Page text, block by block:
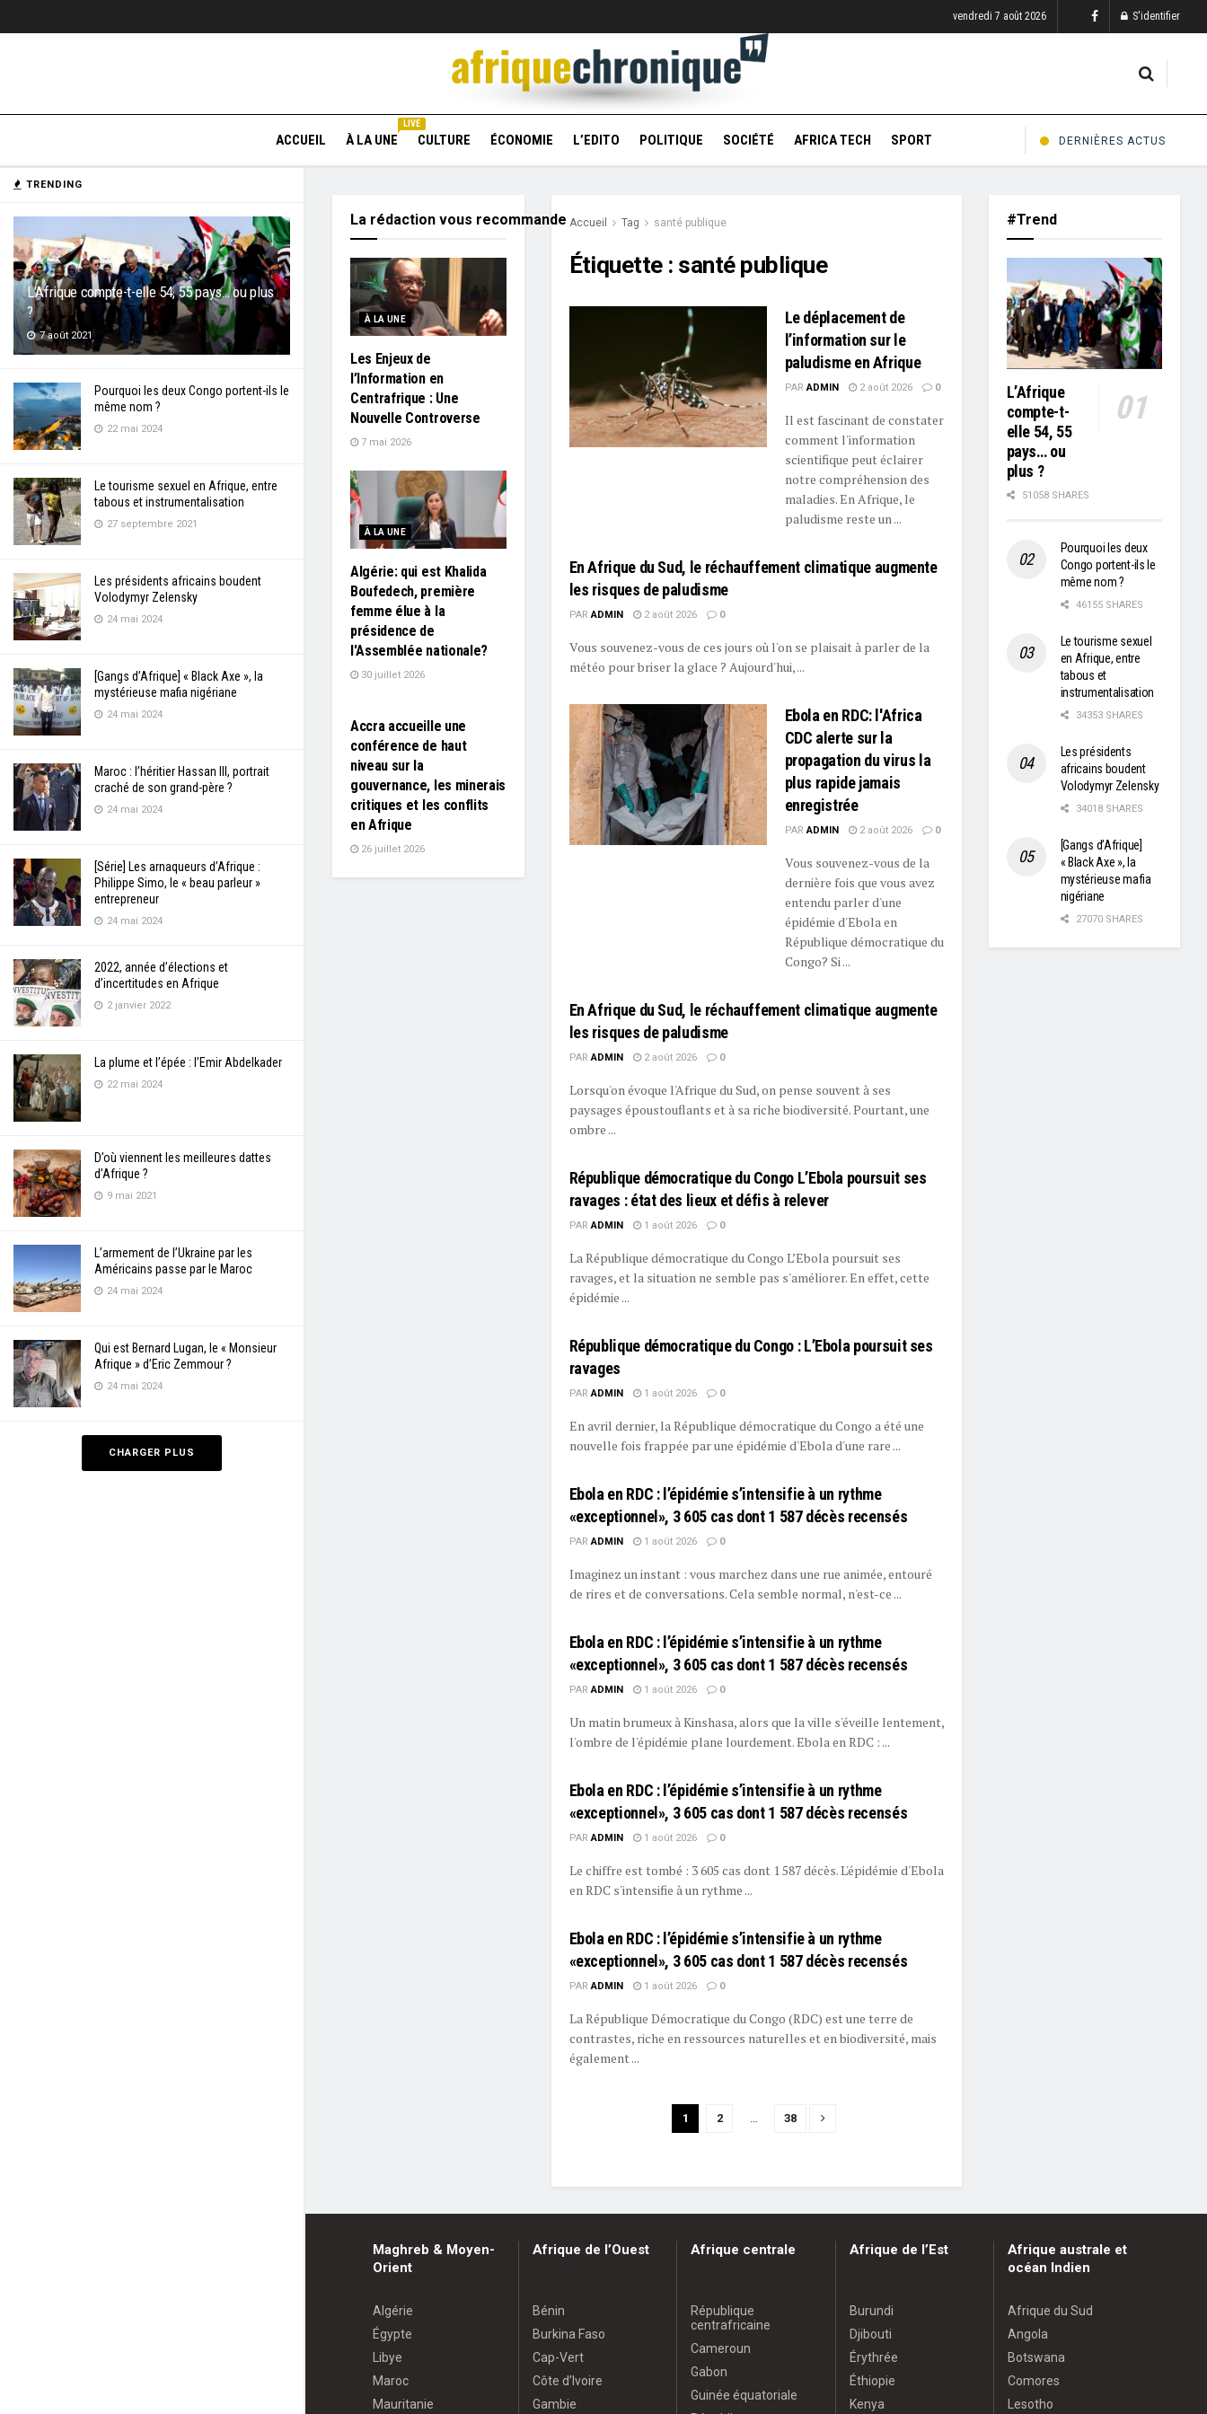
TRENDING
L’Afrique compte-t-elle 54, 55 pays… ou plus
?
7 août 2021
Pourquoi les deux Congo portent-ils le
même nom ?
22 mai 2024
Le tourisme sexuel en Afrique, entre
tabous et instrumentalisation
27 septembre 2021
Les présidents africains boudent
Volodymyr Zelensky
24 mai 2024
[Gangs d’Afrique] « Black Axe », la
mystérieuse mafia nigériane
24 mai 2024
Maroc : l’héritier Hassan III, portrait
craché de son grand-père ?
24 mai 2024
[Série] Les arnaqueurs d’Afrique :
Philippe Simo, le « beau parleur »
entrepreneur
24 mai 2024
2022, année d’élections et
d’incertitudes en Afrique
2 janvier 2022
La plume et l’épée : l’Emir Abdelkader
22 mai 2024
D’où viennent les meilleures dattes
d’Afrique ?
9 mai 2021
L’armement de l’Ukraine par les
Américains passe par le Maroc
24 mai 2024
Qui est Bernard Lugan, le « Monsieur
Afrique » d’Eric Zemmour ?
24 mai 2024
CHARGER PLUS
vendredi 7 août 2026 S'identifier
ACCUEIL À LA UNE
LIVE
CULTURE ÉCONOMIE L’EDITO POLITIQUE SOCIÉTÉ AFRICA TECH SPORT DERNIÈRES ACTUS
Accueil Tag santé publique
Étiquette : santé publique
Le déplacement de
l’information sur le
paludisme en Afrique
PAR ADMIN 2 août 2026 0
Il est fascinant de constater
comment l'information
scientifique peut éclairer
notre compréhension des
maladies. En Afrique, le
paludisme reste un ...
En Afrique du Sud, le réchauffement climatique augmente
les risques de paludisme
PAR ADMIN 2 août 2026 0
Vous souvenez-vous de ces jours où l'on se plaisait à parler de la
météo pour briser la glace ? Aujourd'hui, ...
Ebola en RDC: l'Africa
CDC alerte sur la
propagation du virus la
plus rapide jamais
enregistrée
PAR ADMIN 2 août 2026 0
Vous souvenez-vous de la
dernière fois que vous avez
entendu parler d'une
épidémie d'Ebola en
République démocratique du
Congo? Si ...
En Afrique du Sud, le réchauffement climatique augmente
les risques de paludisme
PAR ADMIN 2 août 2026 0
Lorsqu'on évoque l'Afrique du Sud, on pense souvent à ses
paysages époustouflants et à sa riche biodiversité. Pourtant, une
ombre ...
République démocratique du Congo L’Ebola poursuit ses
ravages : état des lieux et défis à relever
PAR ADMIN 1 août 2026 0
La République démocratique du Congo L’Ebola poursuit ses
ravages, et la situation ne semble pas s'améliorer. En effet, cette
épidémie ...
République démocratique du Congo : L’Ebola poursuit ses
ravages
PAR ADMIN 1 août 2026 0
En avril dernier, la République démocratique du Congo a été une
nouvelle fois frappée par une épidémie d'Ebola d'une rare ...
Ebola en RDC : l’épidémie s’intensifie à un rythme
«exceptionnel», 3 605 cas dont 1 587 décès recensés
PAR ADMIN 1 août 2026 0
Imaginez un instant : vous marchez dans une rue animée, entouré
de rires et de conversations. Cela semble normal, n'est-ce ...
Ebola en RDC : l’épidémie s’intensifie à un rythme
«exceptionnel», 3 605 cas dont 1 587 décès recensés
PAR ADMIN 1 août 2026 0
Un matin brumeux à Kinshasa, alors que la ville s'éveille lentement,
l'ombre de l'épidémie plane lourdement. Ebola en RDC : ...
Ebola en RDC : l’épidémie s’intensifie à un rythme
«exceptionnel», 3 605 cas dont 1 587 décès recensés
PAR ADMIN 1 août 2026 0
Le chiffre est tombé : 3 605 cas dont 1 587 décès. L'épidémie d'Ebola
en RDC s'intensifie à un rythme ...
Ebola en RDC : l’épidémie s’intensifie à un rythme
«exceptionnel», 3 605 cas dont 1 587 décès recensés
PAR ADMIN 1 août 2026 0
La République Démocratique du Congo (RDC) est une terre de
contrastes, riche en ressources naturelles et en biodiversité, mais
également ...
1 2 … 38
La rédaction vous recommande
À LA UNE
Les Enjeux de
l’Information en
Centrafrique : Une
Nouvelle Controverse
7 mai 2026
À LA UNE
Algérie: qui est Khalida
Boufedech, première
femme élue à la
présidence de
l'Assemblée nationale?
30 juillet 2026
Accra accueille une
conférence de haut
niveau sur la
gouvernance, les minerais
critiques et les conflits
en Afrique
26 juillet 2026
#Trend
L’Afrique
compte-t-
elle 54, 55
pays… ou
plus ?
51058 SHARES
Pourquoi les deux
Congo portent-ils le
même nom ?
46155 SHARES
Le tourisme sexuel
en Afrique, entre
tabous et
instrumentalisation
34353 SHARES
Les présidents
africains boudent
Volodymyr Zelensky
34018 SHARES
[Gangs d’Afrique]
« Black Axe », la
mystérieuse mafia
nigériane
27070 SHARES
Maghreb & Moyen-
Orient
Algérie
Égypte
Libye
Maroc
Mauritanie
Afrique de l’Ouest
Bénin
Burkina Faso
Cap-Vert
Côte d’Ivoire
Gambie
Afrique centrale
République
centrafricaine
Cameroun
Gabon
Guinée équatoriale
Afrique de l’Est
Burundi
Djibouti
Érythrée
Éthiopie
Kenya
Afrique australe et
océan Indien
Afrique du Sud
Angola
Botswana
Comores
Lesotho